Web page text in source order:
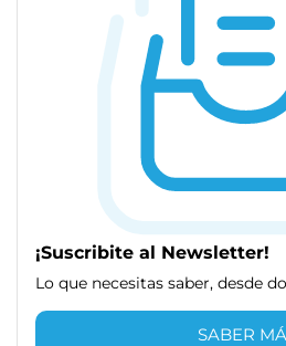
¡Suscribite al Newsletter!
Lo que necesitas saber, desde
SABER